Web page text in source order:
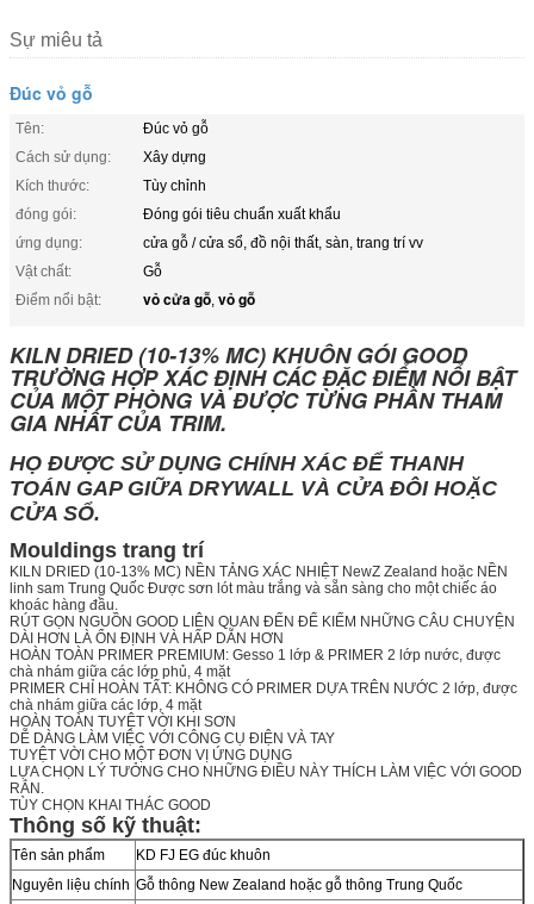
Sự miêu tả
Đúc vỏ gỗ
Tên:
Đúc vỏ gỗ
Cách sử dụng:
Xây dựng
Kích thước:
Tùy chỉnh
đóng gói:
Đóng gói tiêu chuẩn xuất khẩu
ứng dụng:
cửa gỗ / cửa sổ, đồ nội thất, sàn, trang trí vv
Vật chất:
Gỗ
Điểm nổi bật:
vỏ cửa gỗ, vỏ gỗ
KILN DRIED (10-13% MC) KHUÔN GÓI GOOD
TRƯỜNG HỢP XÁC ĐỊNH CÁC ĐẶC ĐIỂM NỔI BẬT
CỦA MỘT PHÒNG VÀ ĐƯỢC TỪNG PHẦN THAM
GIA NHẤT CỦA TRIM.
HỌ ĐƯỢC SỬ DỤNG CHÍNH XÁC ĐỂ THANH
TOÁN GAP GIỮA DRYWALL VÀ CỬA ĐÔI HOẶC
CỬA SỔ.
Mouldings trang trí
KILN DRIED (10-13% MC) NỀN TẢNG XÁC NHIỆT NewZ Zealand hoặc NỀN
linh sam Trung Quốc Được sơn lót màu trắng và sẵn sàng cho một chiếc áo
khoác hàng đầu.
RÚT GỌN NGUỒN GOOD LIÊN QUAN ĐẾN ĐỂ KIẾM NHỮNG CÂU CHUYỆN
DÀI HƠN LÀ ỔN ĐỊNH VÀ HẤP DẪN HƠN
HOÀN TOÀN PRIMER PREMIUM: Gesso 1 lớp & PRIMER 2 lớp nước, được
chà nhám giữa các lớp phủ, 4 mặt
PRIMER CHỈ HOÀN TẤT: KHÔNG CÓ PRIMER DỰA TRÊN NƯỚC 2 lớp, được
chà nhám giữa các lớp, 4 mặt
HOÀN TOÀN TUYỆT VỜI KHI SƠN
DỄ DÀNG LÀM VIỆC VỚI CÔNG CỤ ĐIỆN VÀ TAY
TUYỆT VỜI CHO MỘT ĐƠN VỊ ỨNG DỤNG
LỰA CHỌN LÝ TƯỞNG CHO NHỮNG ĐIỀU NÀY THÍCH LÀM VIỆC VỚI GOOD
RẮN.
TÙY CHỌN KHAI THÁC GOOD
Thông số kỹ thuật:
Tên sản phẩm
KD FJ EG đúc khuôn
Nguyên liệu chính Gỗ thông New Zealand hoặc gỗ thông Trung Quốc